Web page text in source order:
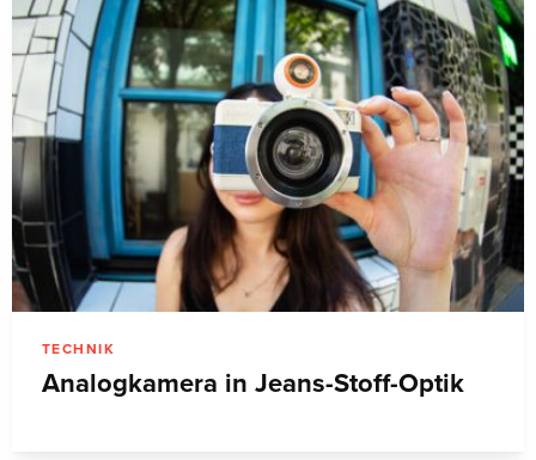
TECHNIK
Analogkamera in Jeans-Stoff-Optik